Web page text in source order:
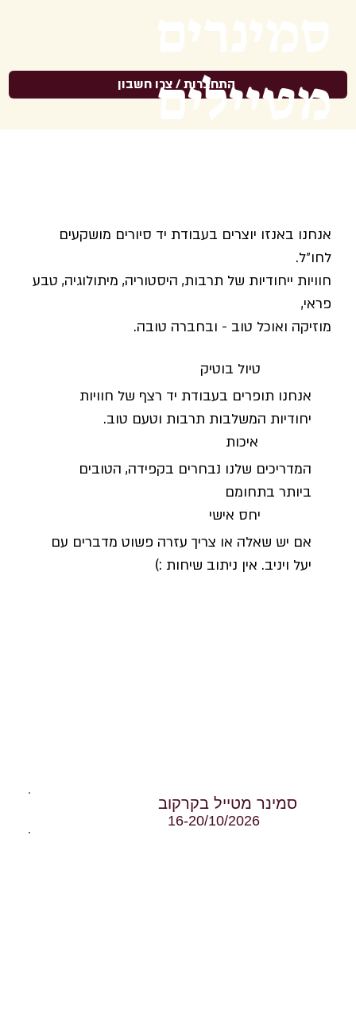
התחברות / צרו חשבון
מטיילים
אנחנו באנזו יוצרים בעבודת יד סיורים מושקעים
לחו״ל.
חוויות ייחודיות של תרבות, היסטוריה, מיתולוגיה, טבע
פראי,
מוזיקה ואוכל טוב - ובחברה טובה.
טיול בוטיק
אנחנו תופרים בעבודת יד רצף של חוויות
יחודיות המשלבות תרבות וטעם טוב.
איכות
המדריכים שלנו נבחרים בקפידה, הטובים
ביותר בתחומם
יחס אישי
אם יש שאלה או צריך עזרה פשוט מדברים עם
יעל ויניב. אין ניתוב שיחות :)
סמינר מטייל בקרקוב
16-20/10/2026